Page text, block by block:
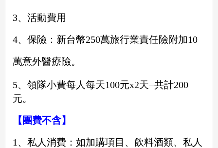
3、活動費用
4、 保險：新台幣250萬旅行業責任險附加10
萬意外醫療險。
5、領隊小費每人每天100元x2天=共計200
元。
【團費不含】
1、私人消費：如加購項目、飲料酒類、私人